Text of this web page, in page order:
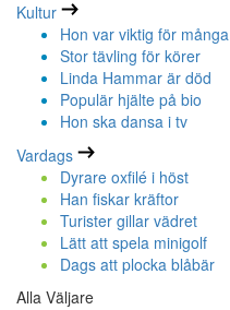
Kultur
Hon var viktig för många
Stor tävling för körer
Linda Hammar är död
Populär hjälte på bio
Hon ska dansa i tv
Vardags
Dyrare oxfilé i höst
Han fiskar kräftor
Turister gillar vädret
Lätt att spela minigolf
Dags att plocka blåbär
Alla Väljare